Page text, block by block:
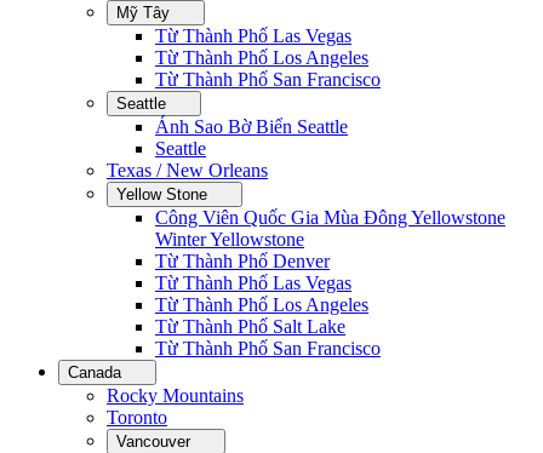
Mỹ Tây
Từ Thành Phố Las Vegas
Từ Thành Phố Los Angeles
Từ Thành Phố San Francisco
Seattle
Ánh Sao Bờ Biển Seattle
Seattle
Texas / New Orleans
Yellow Stone
Công Viên Quốc Gia Mùa Đông Yellowstone
Winter Yellowstone
Từ Thành Phố Denver
Từ Thành Phố Las Vegas
Từ Thành Phố Los Angeles
Từ Thành Phố Salt Lake
Từ Thành Phố San Francisco
Canada
Rocky Mountains
Toronto
Vancouver